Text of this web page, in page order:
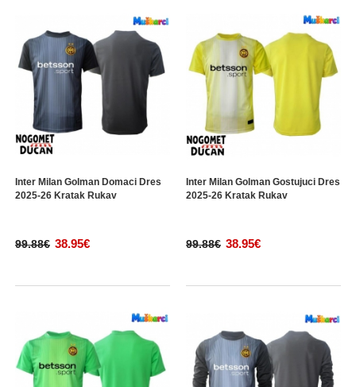
Inter Milan Golman Domaci Dres
2025-26 Kratak Rukav
99.88€ 38.95€
Inter Milan Golman Gostujuci Dres
2025-26 Kratak Rukav
99.88€ 38.95€